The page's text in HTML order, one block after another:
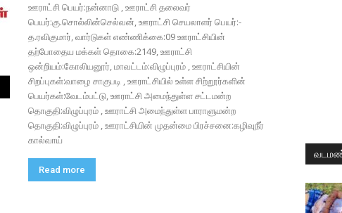
ஊராட்சி பெயர்:நன்னாடு , ஊராட்சி தலைவர்
பெயர்:கு.சொல்லின்செல்வன், ஊராட்சி செயலாளர் பெயர்:-
த.ரவிகுமார், வார்டுகள் எண்ணிக்கை:09 ஊராட்சியின்
தற்போதைய மக்கள் தொகை:2149, ஊராட்சி
ஒன்றியம்:கோலியனூர், மாவட்டம்:விழுப்புரம் , ஊராட்சியின்
சிறப்புகள்:வாழை சாகுபடி , ஊராட்சியில் உள்ள சிற்றூர்களின்
பெயர்கள்:வேடம்பட்டு, ஊராட்சி அமைந்துள்ள சட்டமன்ற
தொகுதி:விழுப்புரம் , ஊராட்சி அமைந்துள்ள பாராளுமன்ற
தொகுதி:விழுப்புரம் , ஊராட்சியின் முதன்மை பிரச்சனை:கழிவுநீர்
கால்வாய்
Read more